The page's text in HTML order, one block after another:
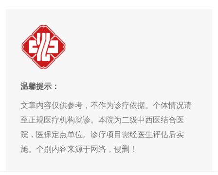
温馨提示：
文章内容仅供参考，不作为诊疗依据。个体情况请
至正规医疗机构就诊。本院为二级中西医结合医
院，医保定点单位。诊疗项目需经医生评估后实
施。个别内容来源于网络，侵删！